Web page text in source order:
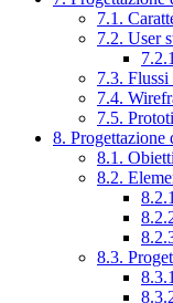
7.1.
7.2. User
7.3.
7.4.
7.5.
8. Progettazione
8.1.
8.2.
8.3.